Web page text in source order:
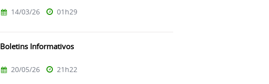
14/03/26 01h29
Boletins Informativos
20/05/26 21h22